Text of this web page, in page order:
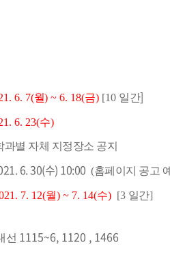
6. 7(월) ~ 6. 18(금) [10 일간]
6. 23(수)
과별 자체 지정장소 공지
6. 30(수) 10:00 (홈페이지 공고
7. 12(월) ~ 7. 14(수) [3 일간]
선 1115~6, 1120 , 1466